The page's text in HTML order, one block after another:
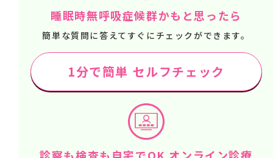
睡眠時無呼吸症候群かもと思ったら
簡単な質問に答えてすぐにチェックができます。
1分で簡単 セルフチェック
診察も検査も自宅でOK オンライン診療